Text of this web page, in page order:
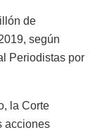
de
según
Periodistas por
la Corte
acciones